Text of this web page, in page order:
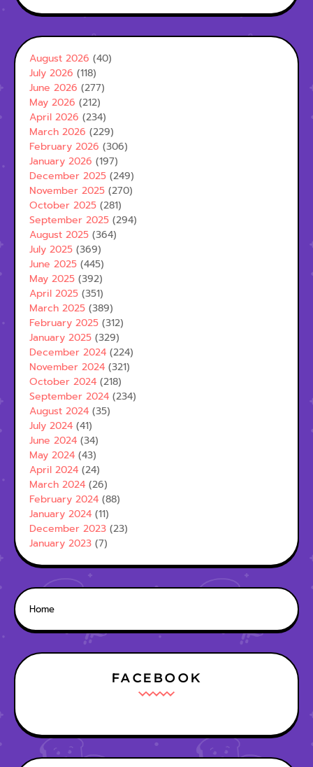
August 2026 (40)
July 2026 (118)
June 2026 (277)
May 2026 (212)
April 2026 (234)
March 2026 (229)
February 2026 (306)
January 2026 (197)
December 2025 (249)
November 2025 (270)
October 2025 (281)
September 2025 (294)
August 2025 (364)
July 2025 (369)
June 2025 (445)
May 2025 (392)
April 2025 (351)
March 2025 (389)
February 2025 (312)
January 2025 (329)
December 2024 (224)
November 2024 (321)
October 2024 (218)
September 2024 (234)
August 2024 (35)
July 2024 (41)
June 2024 (34)
May 2024 (43)
April 2024 (24)
March 2024 (26)
February 2024 (88)
January 2024 (11)
December 2023 (23)
January 2023 (7)
Home
FACEBOOK